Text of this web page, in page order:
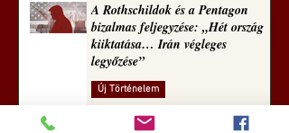
A Rothschildok és a Pentagon
bizalmas feljegyzése: „Hét ország
kiiktatása… Irán végleges
legyőzése”
Új Történelem